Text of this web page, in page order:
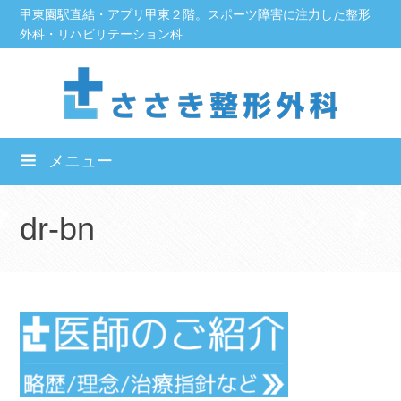
Skip甲東園駅直結・アプリ甲東２階。スポーツ障害に注力した整形
外科・リハビリテーション科
メニュー
dr-bn